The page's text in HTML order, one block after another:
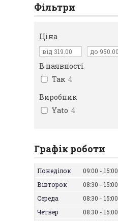
Фільтри
Ціна
В наявності
Так 4
Виробник
Yato 4
Графік роботи
Понеділок 09:00
15:00
Вівторок
08:30
15:00
Середа
08:30
15:00
Четвер
08:30
15:00